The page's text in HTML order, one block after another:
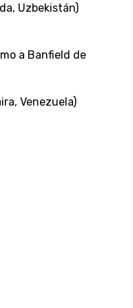
Uzbekistán)
a Banfield de
Venezuela)